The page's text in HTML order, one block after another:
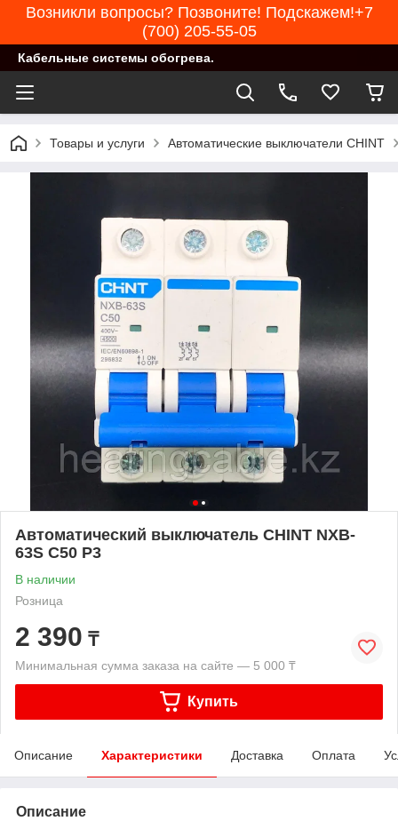
Возникли вопросы? Позвоните! Подскажем!+7
(700) 205-55-05
Кабельные системы обогрева.
Товары и услуги Автоматические выключатели CHINT
Автоматический выключатель CHINT NXB-
63S С50 Р3
В наличии
Розница
2 390 ₸
Минимальная сумма заказа на сайте — 5 000 ₸
Купить
Описание Характеристики Доставка Оплата
Описание